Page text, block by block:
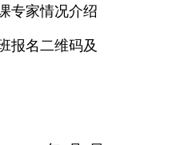
专家情况介绍
报名二维码及